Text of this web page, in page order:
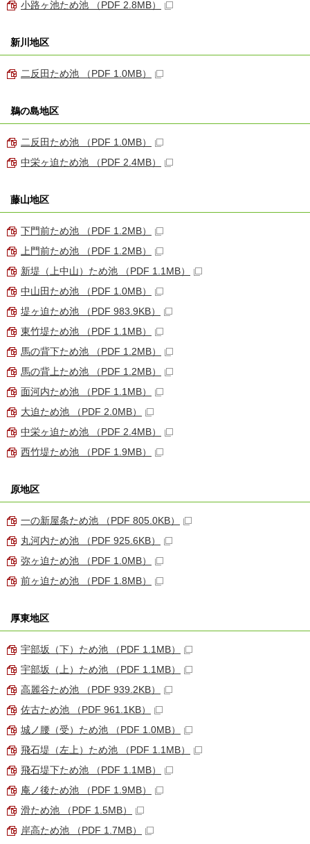
小路ヶ池ため池 （PDF 2.8MB）
新川地区
二反田ため池 （PDF 1.0MB）
鵜の島地区
二反田ため池 （PDF 1.0MB）
中栄ヶ迫ため池 （PDF 2.4MB）
藤山地区
下門前ため池 （PDF 1.2MB）
上門前ため池 （PDF 1.2MB）
新堤（上中山）ため池 （PDF 1.1MB）
中山田ため池 （PDF 1.0MB）
堤ヶ迫ため池 （PDF 983.9KB）
東竹堤ため池 （PDF 1.1MB）
馬の背下ため池 （PDF 1.2MB）
馬の背上ため池 （PDF 1.2MB）
面河内ため池 （PDF 1.1MB）
大迫ため池 （PDF 2.0MB）
中栄ヶ迫ため池 （PDF 2.4MB）
西竹堤ため池 （PDF 1.9MB）
原地区
一の新屋条ため池 （PDF 805.0KB）
丸河内ため池 （PDF 925.6KB）
弥ヶ迫ため池 （PDF 1.0MB）
前ヶ迫ため池 （PDF 1.8MB）
厚東地区
宇部坂（下）ため池 （PDF 1.1MB）
宇部坂（上）ため池 （PDF 1.1MB）
高麗谷ため池 （PDF 939.2KB）
佐古ため池 （PDF 961.1KB）
城ノ腰（受）ため池 （PDF 1.0MB）
飛石堤（左上）ため池 （PDF 1.1MB）
飛石堤下ため池 （PDF 1.1MB）
庵ノ後ため池 （PDF 1.9MB）
滑ため池 （PDF 1.5MB）
岸高ため池 （PDF 1.7MB）